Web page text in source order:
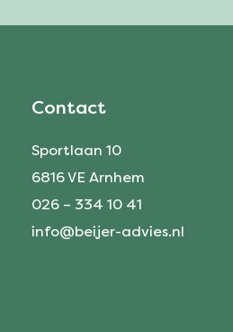
Contact
Sportlaan 10
6816 VE Arnhem
026 – 334 10 41
info@beijer-advies.nl